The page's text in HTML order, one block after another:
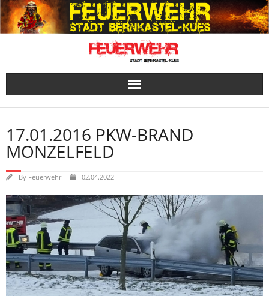
Skip
to
content
17.01.2016 PKW-BRAND
MONZELFELD
By Feuerwehr 02.04.2022